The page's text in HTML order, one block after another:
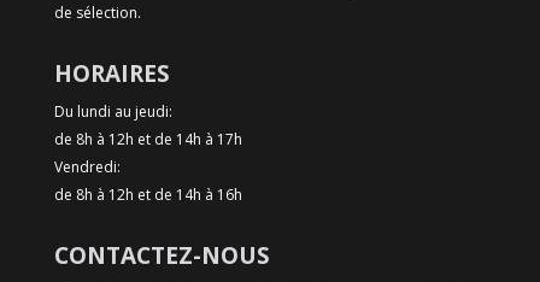
de sélection.
HORAIRES
Du lundi au jeudi:
de 8h à 12h et de 14h à 17h
Vendredi:
de 8h à 12h et de 14h à 16h
CONTACTEZ-NOUS